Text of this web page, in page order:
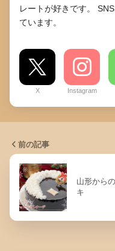
レートが好きです。
ています。
X Instagram
前の記事
山形から
キ